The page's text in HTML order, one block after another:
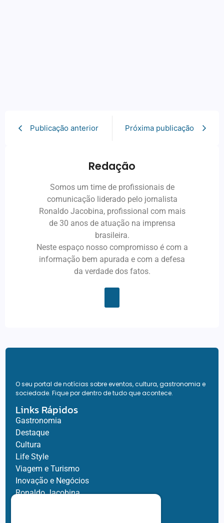
Publicação anterior Próxima publicação
Redação
Somos um time de profissionais de
comunicação liderado pelo jornalista
Ronaldo Jacobina, profissional com mais
de 30 anos de atuação na imprensa
brasileira.
Neste espaço nosso compromisso é com a
informação bem apurada e com a defesa
da verdade dos fatos.
O seu portal de notícias sobre eventos, cultura, gastronomia e
sociedade. Fique por dentro de tudo que acontece.
Links Rápidos
Gastronomia
Destaque
Cultura
Life Style
Viagem e Turismo
Inovação e Negócios
Ronaldo Jacobina